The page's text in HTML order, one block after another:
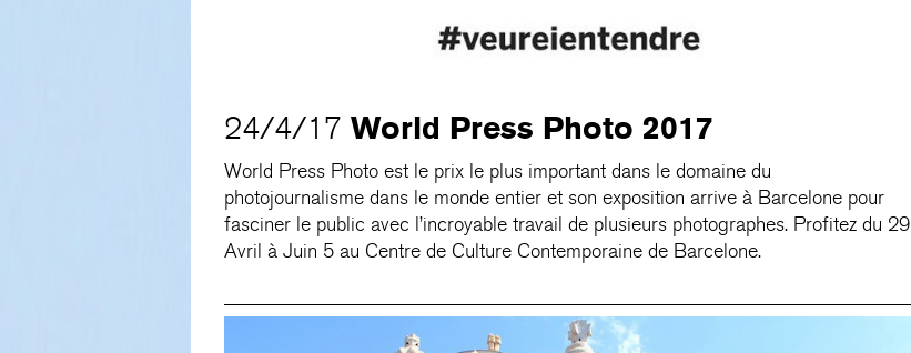
24/4/17 World Press Photo 2017
World Press Photo est le prix le plus important dans le domaine du
photojournalisme dans le monde entier et son exposition arrive à Barcelone pour
fasciner le public avec l’incroyable travail de plusieurs photographes. Profitez du 29
Avril à Juin 5 au Centre de Culture Contemporaine de Barcelone.